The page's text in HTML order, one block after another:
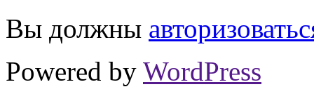
Вы должны
Powered by WordPress